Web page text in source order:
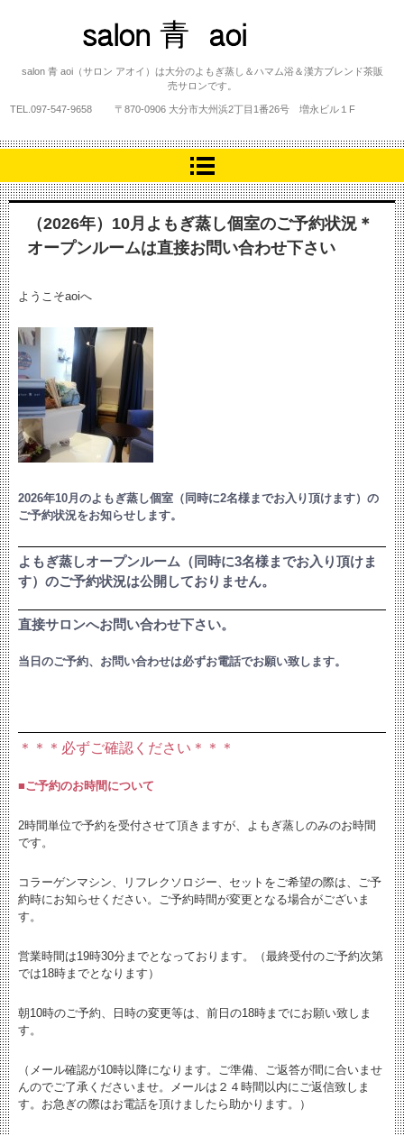
salon 青 aoi
salon 青 aoi（サロン アオイ）は大分のよもぎ蒸し＆ハマム浴＆漢方ブレンド茶販
売サロンです。
TEL. 097-547-9658 〒870-0906 大分市大州浜2丁目1番26号 増永ビル１F
（2026年）10月よもぎ蒸し個室のご予約状況＊
オープンルームは直接お問い合わせ下さい
ようこそaoiへ
2026年10月のよもぎ蒸し個室（同時に2名様までお入り頂けます）の
ご予約状況をお知らせします。
よもぎ蒸しオープンルーム（同時に3名様までお入り頂けま
す）のご予約状況は公開しておりません。
直接サロンへお問い合わせ下さい。
当日のご予約、お問い合わせは必ずお電話でお願い致します。
＊＊＊必ずご確認ください＊＊＊
■ご予約のお時間について
2時間単位で予約を受付させて頂きますが、 よもぎ蒸しのみのお時間
です。
コラーゲンマシン、リフレクソロジー、セットをご希望の際は、ご予
約時にお知らせください。 ご予約時間が変更となる場合がございま
す。
営業時間は19時30分までとなっております。（最終受付のご予約次第
では18時までとなります）
朝10時のご予約、日時の変更等は、前日の18時までにお願い致しま
す。
（メール確認が10時以降になります。ご準備、ご返答が間に合いませ
んのでご了承くださいませ。メールは２４時間以内にご返信致しま
す。お急ぎの際はお電話を頂けましたら助かります。）